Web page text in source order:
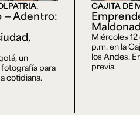
— Adentro:
un
para
cotidiana.
CAJITA DE
Miércoles
p.m. en la
los Andes.
previa.